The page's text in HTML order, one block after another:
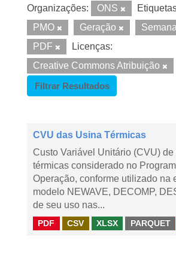
Organizações: ONS
PMO
Geração
PDF
Licenças:
Creative Commons Atribuição
Filtrar Resultados
CVU das Usina Térmicas
Custo Variável Unitário (CVU) de
térmicas considerado no
Operação, conforme utilizado na
modelo NEWAVE, DECOMP,
de seu uso nas...
PDF CSV XLSX PARQUET